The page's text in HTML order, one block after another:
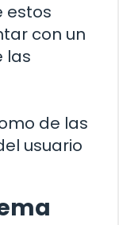
estos
con un
las
de las
usuario